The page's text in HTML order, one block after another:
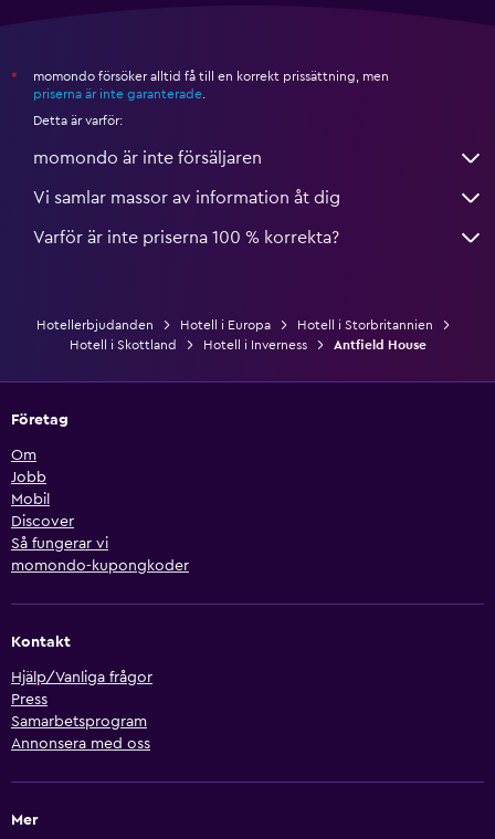
*
momondo försöker alltid få till en korrekt prissättning, men
priserna är inte garanterade
Detta är varför:
momondo är inte försäljaren
Vi samlar massor av information åt dig
Varför är inte priserna 100 % korrekta?
Hotellerbjudanden Hotell i Europa
Hotell i Storbritannien
Hotell i Skottland
Hotell i Inverness Antfield House
Företag
Om
Jobb
Mobil
Discover
Så fungerar vi
momondo-kupongkoder
Kontakt
Hjälp/Vanliga frågor
Press
Samarbetsprogram
Annonsera med oss
Mer